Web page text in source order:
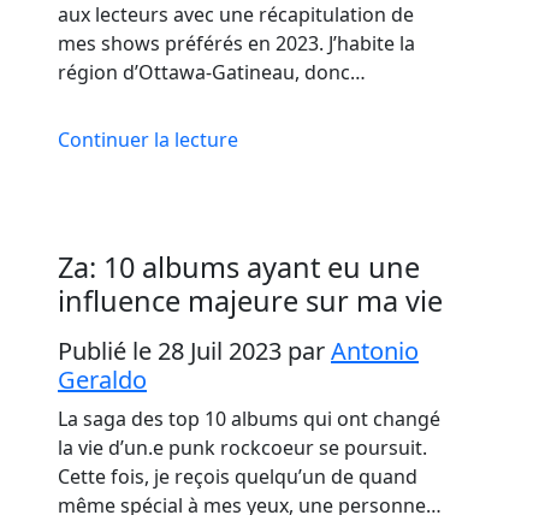
aux lecteurs avec une récapitulation de
mes shows préférés en 2023. J’habite la
région d’Ottawa-Gatineau, donc…
Continuer la lecture
Za: 10 albums ayant eu une
influence majeure sur ma vie
Publié le 28 Juil 2023 parAntonio
Geraldo
La saga des top 10 albums qui ont changé
la vie d’un.e punk rockcoeur se poursuit.
Cette fois, je reçois quelqu’un de quand
même spécial à mes yeux, une personne…